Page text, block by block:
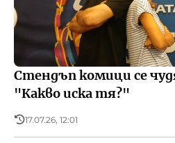
Стендъп комици се
"Какво иска тя?"
17.07.26, 12:01